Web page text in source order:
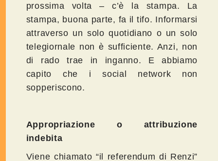
prossima volta – c’è la stampa. La
stampa, buona parte, fa il tifo. Informarsi
attraverso un solo quotidiano o un solo
telegiornale non è sufficiente. Anzi, non
di rado trae in inganno. E abbiamo
capito che i social network non
sopperiscono.
Appropriazione o attribuzione
indebita
Viene chiamato “il referendum di Renzi”